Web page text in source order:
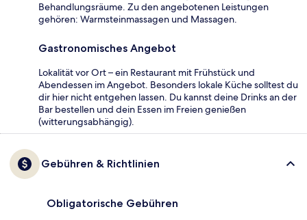
Behandlungsräume. Zu den angebotenen Leistungen
gehören: Warmsteinmassagen und Massagen.
Gastronomisches Angebot
Lokalität vor Ort – ein Restaurant mit Frühstück und
Abendessen im Angebot. Besonders lokale Küche solltest du
dir hier nicht entgehen lassen. Du kannst deine Drinks an der
Bar bestellen und dein Essen im Freien genießen
(witterungsabhängig).
Gebühren & Richtlinien
Obligatorische Gebühren